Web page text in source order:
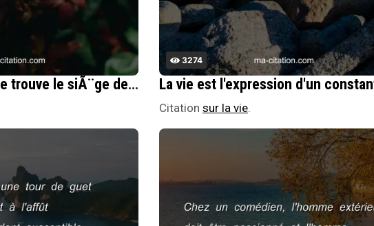
Le derriÃ¨re, lÃ se trouve le siÃ¨ge de la dignitÃ© !
3274
Citation sur la vie.